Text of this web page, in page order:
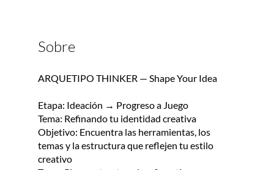
Sobre
ARQUETIPO THINKER — Shape Your Idea
Etapa: Ideación → Progreso a Juego
Tema: Refinando tu identidad creativa
Objetivo: Encuentra las herramientas, los
temas y la estructura que reflejen tu estilo
creativo